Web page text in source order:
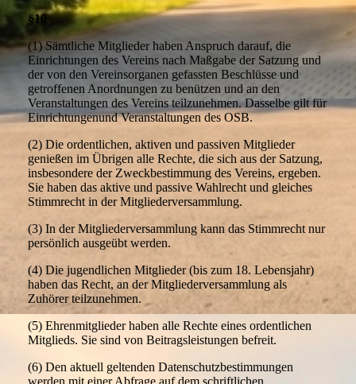
§10
(1) Sämtliche Mitglieder haben Anspruch darauf, die
Einrichtungen des Vereins nach Maßgabe der Satzung und
der von den Vereinsorganen gefassten Beschlüsse und
getroffenen Anordnungen zu benützen und an den
Veranstaltungen des Vereins teilzunehmen. Dasselbe gilt für
Einrichtungenund Veranstaltungen des OSB.
(2) Die ordentlichen, aktiven und passiven Mitglieder
genießen im Übrigen alle Rechte, die sich aus der Satzung,
insbesondere der Zweckbestimmung des Vereins, ergeben.
Sie haben das aktive und passive Wahlrecht und gleiches
Stimmrecht in der Mitgliederversammlung.
(3) In der Mitgliederversammlung kann das Stimmrecht nur
persönlich ausgeübt werden.
(4) Die jugendlichen Mitglieder (bis zum 18. Lebensjahr)
haben das Recht, an der Mitgliederversammlung als
Zuhörer teilzunehmen.
(5) Ehrenmitglieder haben alle Rechte eines ordentlichen
Mitglieds. Sie sind von Beitragsleistungen befreit.
(6) Den aktuell geltenden Datenschutzbestimmungen